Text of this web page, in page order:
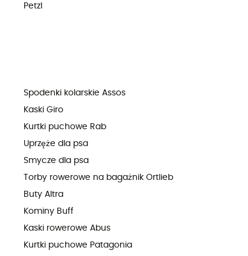
Petzl
Spodenki kolarskie Assos
Kaski Giro
Kurtki puchowe Rab
Uprzęże dla psa
Smycze dla psa
Torby rowerowe na bagażnik Ortlieb
Buty Altra
Kominy Buff
Kaski rowerowe Abus
Kurtki puchowe Patagonia